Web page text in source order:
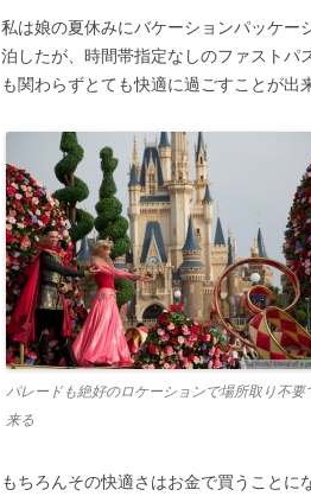
私は娘の夏休みにバケーションパッケー
泊したが、時間帯指定なしのファストパ
も関わらずとても快適に過ごすことが出
パレードも絶好のロケーションで場所取り不要
来る
もちろんその快適さはお金で買うこと